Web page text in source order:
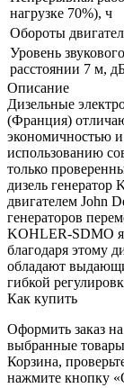
нагрузке 70%), ч
Обороты
Уровень
расстоянии 7 м,
Описание
Дизельные
(Франция)
экономичностью
использованию
только
дизель
двигателем John
генераторов
KOHLER-SDMO
благодаря этому
обладают
гибкой
Как купить
Оформить заказ
выбранные товары
Корзина,
нажмите кнопку